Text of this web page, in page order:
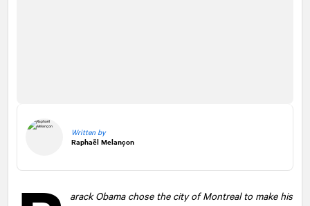
Written by
Raphaël Melançon
arack Obama chose the city of Montreal to make his